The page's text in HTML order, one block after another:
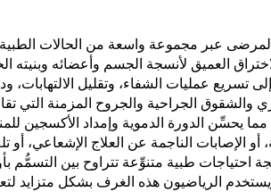
عبر مجموعة واسعة من الحالات الطبية
العميق لأنسجة الجسم وأعضائه وبنيته
تسريع عمليات الشفاء، وتقليل
الجراحية والجروح المزمنة التي
يحسِّن الدورة الدموية وإمداد الأكسجين
الإصابات الناجمة عن العلاج الإشعاعي،
طبية متنوِّعة تتراوح بين التسمُّم
الرياضيون هذه الغرف بشكل متزايد